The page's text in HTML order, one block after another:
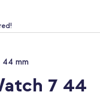
44 mm
7 44